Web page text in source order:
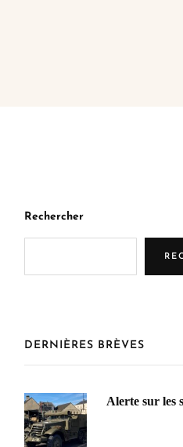
Rechercher
DERNIÈRES BRÈVES
Alerte sur les